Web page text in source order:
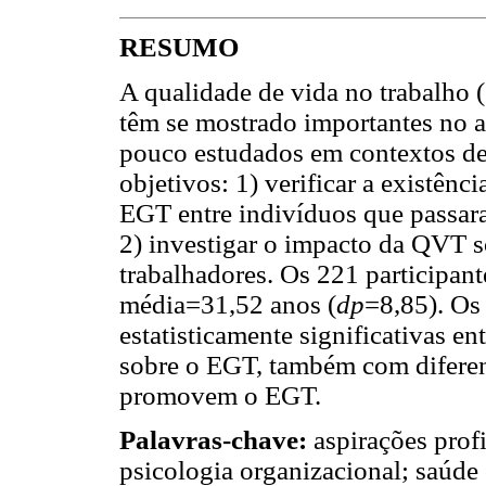
RESUMO
A qualidade de vida no trabalho
têm se mostrado importantes no
pouco estudados em contextos
objetivos: 1) verificar a
EGT entre indivíduos que
2) investigar o impacto da QVT
trabalhadores. Os 221
média=31,52 anos (dp=8,85).
estatisticamente significativas
sobre o EGT, também com
promovem o EGT.
Palavras-chave: aspirações
psicologia organizacional;